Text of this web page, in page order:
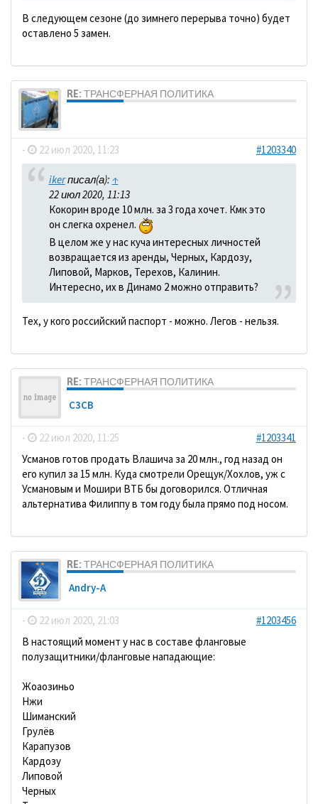
В следующем сезоне (до зимнего перерыва точно) будет
оставлено 5 замен.
RE: ТРАНСФЕРНАЯ ПОЛИТИКА
- 22 июл 2020, 11:23 #1203340
ikerписал(а): ↑
22 июл 2020, 11:13
Кокорин вроде 10 млн. за 3 года хочет. Кмк это
он слегка охренел.
В целом же у нас куча интересных личностей
возвращается из аренды, Черных, Кардозу,
Липовой, Марков, Терехов, Калинин.
Интересно, их в Динамо 2 можно отправить?
Тех, у кого российский паспорт - можно. Легов - нельзя.
RE: ТРАНСФЕРНАЯ ПОЛИТИКА
C3CB
- 22 июл 2020, 11:25
#1203341
Усманов готов продать Влашича за 20 млн., год назад он
его купил за 15 млн. Куда смотрели Орещук/Хохлов, уж с
Усмановым и Мошири ВТБ бы договорился. Отличная
альтернатива Филиппу в том году была прямо под носом.
RE: ТРАНСФЕРНАЯ ПОЛИТИКА
Andry-A
- 22 июл 2020, 21:03
#1203456
В настоящий момент у нас в составе фланговые
полузащитники/фланговые нападающие:
Жоаозиньо
Нжи
Шиманский
Грулёв
Карапузов
Кардозу
Липовой
Черных